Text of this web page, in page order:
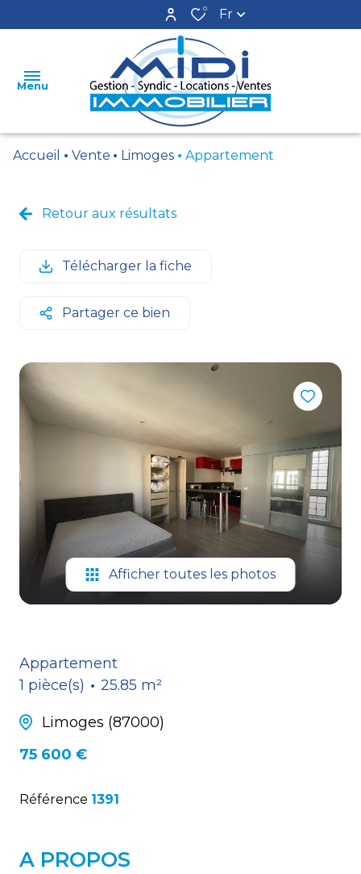
0 Fr
Menu
LOCATIONS
ESTIMATION
GESTION
CONTACT
Accueil Vente Limoges Appartement
Retour aux résultats
Télécharger la fiche
Partager ce bien
Afficher toutes les photos
Appartement
1 pièce(s)
25.85 m²
Limoges (87000)
75 600 €
Référence 1391
A PROPOS